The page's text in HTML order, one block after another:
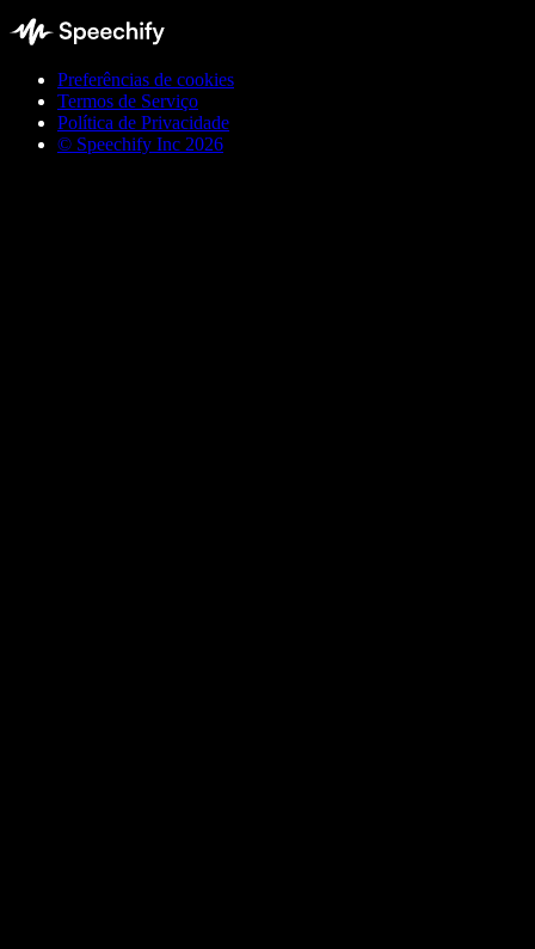
Preferências de cookies
Termos de Serviço
Política de Privacidade
© Speechify Inc 2026